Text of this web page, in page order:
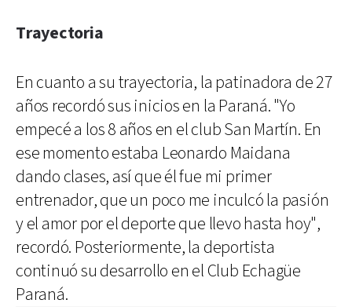
Trayectoria
En cuanto a su trayectoria, la patinadora de 27
años recordó sus inicios en la Paraná. "Yo
empecé a los 8 años en el club San Martín. En
ese momento estaba Leonardo Maidana
dando clases, así que él fue mi primer
entrenador, que un poco me inculcó la pasión
y el amor por el deporte que llevo hasta hoy",
recordó. Posteriormente, la deportista
continuó su desarrollo en el Club Echagüe
Paraná.